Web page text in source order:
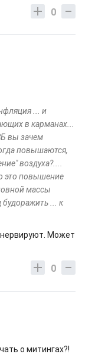
0
... и
в карманах...
вы зачем
повышаются,
воздуха?....
это повышение
массы
будоражить ... к
Может
0
о митингах?!